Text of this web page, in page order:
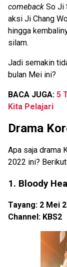
comeback So Ji
aksi Ji Chang
hingga
silam.
Jadi semakin
bulan Mei ini?
BACA JUGA: 5
Kita Pelajari
Drama
Apa saja drama
2022 ini?
1. Bloody
Tayang: 2 Mei
Channel: KBS2